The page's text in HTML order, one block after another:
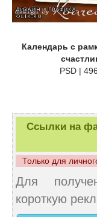
Календарь с
PSD |
Ссылки на
Только для
Для
короткую